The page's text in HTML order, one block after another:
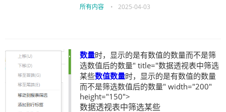
所有内容 • 2025-04-03
数量时，显示的是有数值的数量而不是筛
选数值后的数量" title="数据透视表中筛选
某些数值数量时，显示的是有数值的数量
而不是筛选数值后的数量" width="200"
height="150">
数据透视表中筛选某些